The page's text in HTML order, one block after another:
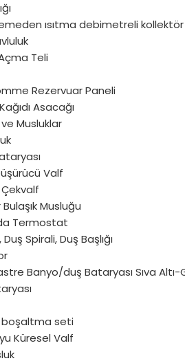
ısıtma debimetreli
Teli
Rezervuar Paneli
Asacağı
Musluklar
Valf
Musluğu
Termostat
Spirali, Duş Başlığı
Banyo/duş Bataryası Sıva Altı-
boşaltma seti
Küresel Valf